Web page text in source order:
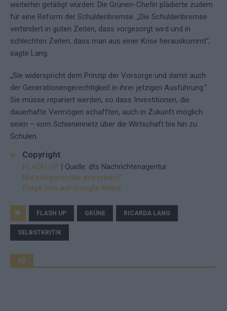
weiterhin getätigt würden. Die Grünen-Chefin plädierte zudem
für eine Reform der Schuldenbremse. „Die Schuldenbremse
verhindert in guten Zeiten, dass vorgesorgt wird und in
schlechten Zeiten, dass man aus einer Krise herauskommt“,
sagte Lang.
„Sie widerspricht dem Prinzip der Vorsorge und damit auch
der Generationengerechtigkeit in ihrer jetzigen Ausführung.“
Sie müsse repariert werden, so dass Investitionen, die
dauerhafte Vermögen schafften, auch in Zukunft möglich
seien – vom Schienennetz über die Wirtschaft bis hin zu
Schulen.
Copyright
FLASH UP | Quelle: dts Nachrichtenagentur
Nutzungsrechte erwerben?
Folge uns auf Google News
FLASH UP GRÜNE RICARDA LANG
SELBSTKRITIK
AD